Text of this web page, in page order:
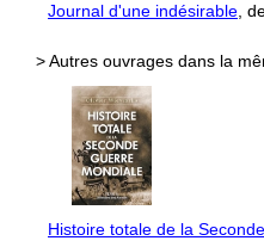
Journal d'une indésirable,
> Autres ouvrages dans la
Histoire totale de la